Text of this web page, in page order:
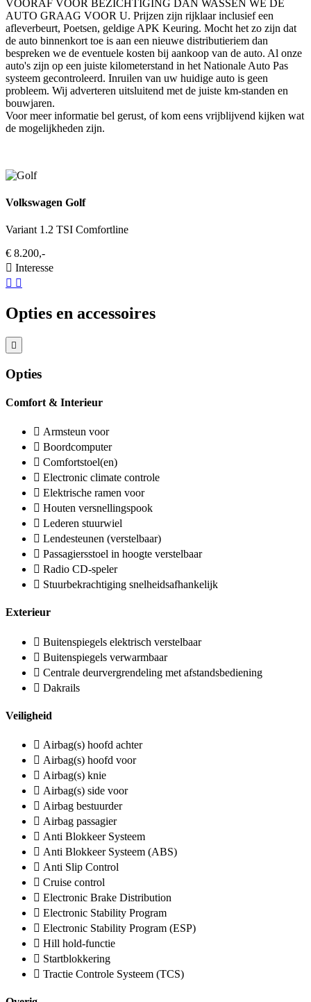
VOORAF VOOR BEZICHTIGING DAN WASSEN WE DE
AUTO GRAAG VOOR U. Prijzen zijn rijklaar inclusief een
afleverbeurt, Poetsen, geldige APK Keuring. Mocht het zo zijn dat
de auto binnenkort toe is aan een nieuwe distributieriem dan
bespreken we de eventuele kosten bij aankoop van de auto. Al onze
auto's zijn op een juiste kilometerstand in het Nationale Auto Pas
systeem gecontroleerd. Inruilen van uw huidige auto is geen
probleem. Wij adverteren uitsluitend met de juiste km-standen en
bouwjaren.
Voor meer informatie bel gerust, of kom eens vrijblijvend kijken wat
de mogelijkheden zijn.
Volkswagen Golf
Variant 1.2 TSI Comfortline
€ 8.200,-
Interesse
Opties en accessoires
Opties
Comfort & Interieur
Armsteun voor
Boordcomputer
Comfortstoel(en)
Electronic climate controle
Elektrische ramen voor
Houten versnellingspook
Lederen stuurwiel
Lendesteunen (verstelbaar)
Passagiersstoel in hoogte verstelbaar
Radio CD-speler
Stuurbekrachtiging snelheidsafhankelijk
Exterieur
Buitenspiegels elektrisch verstelbaar
Buitenspiegels verwarmbaar
Centrale deurvergrendeling met afstandsbediening
Dakrails
Veiligheid
Airbag(s) hoofd achter
Airbag(s) hoofd voor
Airbag(s) knie
Airbag(s) side voor
Airbag bestuurder
Airbag passagier
Anti Blokkeer Systeem
Anti Blokkeer Systeem (ABS)
Anti Slip Control
Cruise control
Electronic Brake Distribution
Electronic Stability Program
Electronic Stability Program (ESP)
Hill hold-functie
Startblokkering
Tractie Controle Systeem (TCS)